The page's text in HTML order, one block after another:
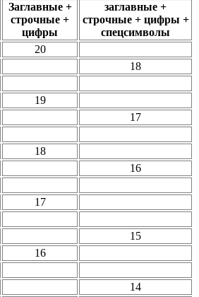
Заглавные +
строчные +
цифры
заглавные +
строчные + цифры +
спецсимволы
20
18
19
17
18
16
17
15
16
14